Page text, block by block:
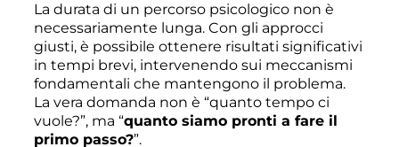
La durata di un percorso psicologico non è
necessariamente lunga. Con gli approcci
giusti, è possibile ottenere risultati significativi
in tempi brevi, intervenendo sui meccanismi
fondamentali che mantengono il problema.
La vera domanda non è “quanto tempo ci
vuole?”, ma “quanto siamo pronti a fare il
primo passo?”.